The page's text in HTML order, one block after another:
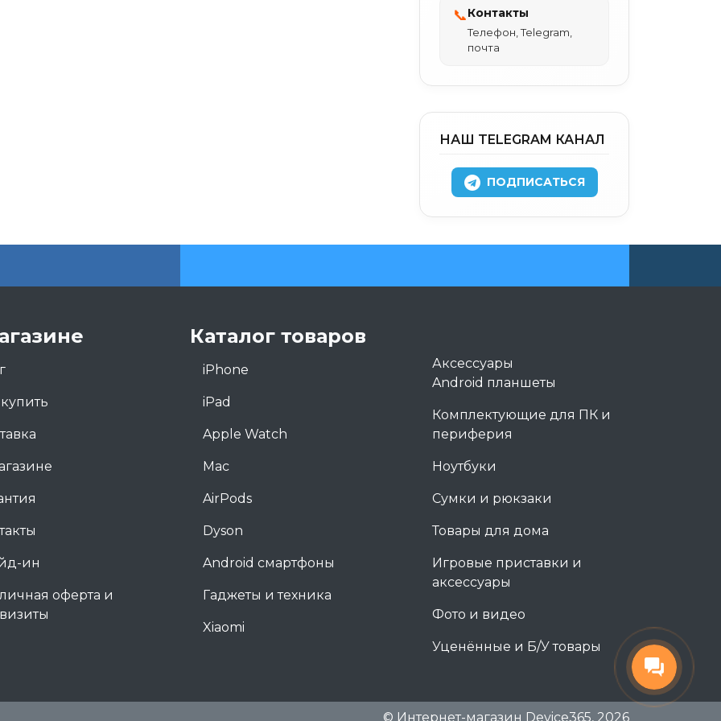
📞Контакты
Телефон, Telegram,
почта
НАШ TELEGRAM КАНАЛ
ПОДПИСАТЬСЯ
ин
оферта и
Каталог товаров
iPhone
iPad
Apple Watch
Mac
AirPods
Dyson
Android смартфоны
Гаджеты и техника
Xiaomi
Аксессуары
Android планшеты
Комплектующие для ПК и
периферия
Ноутбуки
Сумки и рюкзаки
Товары для дома
Игровые приставки и
аксессуары
Фото и видео
Уценённые и Б/У товары
© Интернет-магазин Device365, 2026